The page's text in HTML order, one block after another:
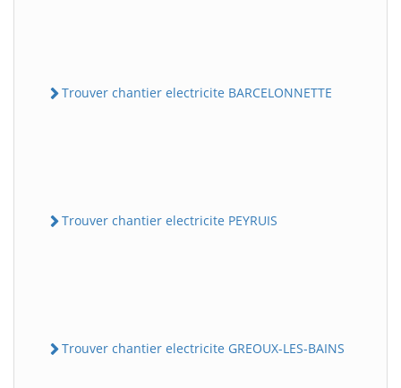
Trouver chantier electricite BARCELONNETTE
Trouver chantier electricite PEYRUIS
Trouver chantier electricite GREOUX-LES-BAINS